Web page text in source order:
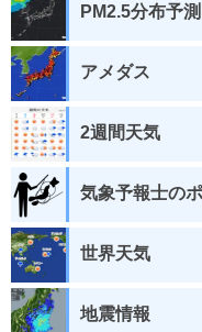
PM2.5分布予測
アメダス
2週間天気
気象予報士の
世界天気
地震情報